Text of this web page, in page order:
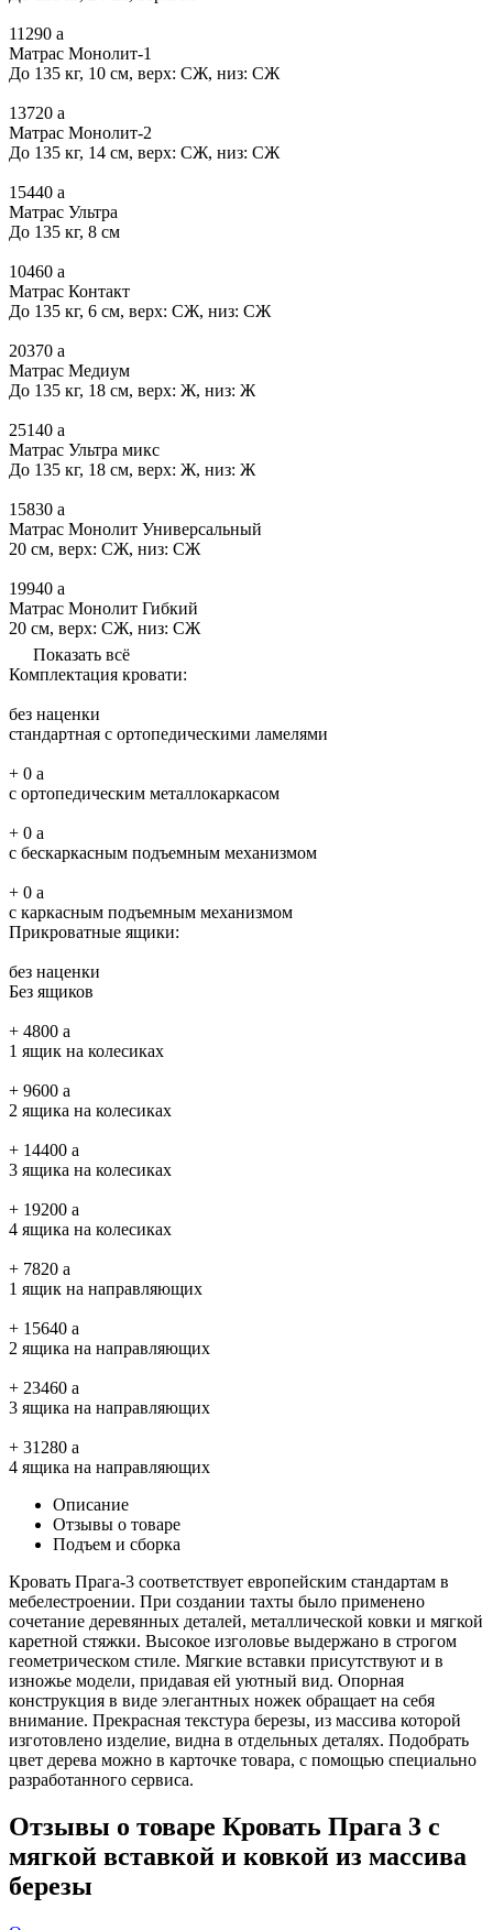
11290 a
Матрас Монолит-1
До 135 кг, 10 см, верх: СЖ, низ: СЖ
13720 a
Матрас Монолит-2
До 135 кг, 14 см, верх: СЖ, низ: СЖ
15440 a
Матрас Ультра
До 135 кг, 8 см
10460 a
Матрас Контакт
До 135 кг, 6 см, верх: СЖ, низ: СЖ
20370 a
Матрас Медиум
До 135 кг, 18 см, верх: Ж, низ: Ж
25140 a
Матрас Ультра микс
До 135 кг, 18 см, верх: Ж, низ: Ж
15830 a
Матрас Монолит Универсальный
20 см, верх: СЖ, низ: СЖ
19940 a
Матрас Монолит Гибкий
20 см, верх: СЖ, низ: СЖ
Показать всё
Комплектация кровати:
без наценки
стандартная с ортопедическими ламелями
+ 0 a
с ортопедическим металлокаркасом
+ 0 a
с бескаркасным подъемным механизмом
+ 0 a
с каркасным подъемным механизмом
Прикроватные ящики:
без наценки
Без ящиков
+ 4800 a
1 ящик на колесиках
+ 9600 a
2 ящика на колесиках
+ 14400 a
3 ящика на колесиках
+ 19200 a
4 ящика на колесиках
+ 7820 a
1 ящик на направляющих
+ 15640 a
2 ящика на направляющих
+ 23460 a
3 ящика на направляющих
+ 31280 a
4 ящика на направляющих
Описание
Отзывы о товаре
Подъем и сборка
Кровать Прага-3 соответствует европейским стандартам в
мебелестроении. При создании тахты было применено
сочетание деревянных деталей, металлической ковки и мягкой
каретной стяжки. Высокое изголовье выдержано в строгом
геометрическом стиле. Мягкие вставки присутствуют и в
изножье модели, придавая ей уютный вид. Опорная
конструкция в виде элегантных ножек обращает на себя
внимание. Прекрасная текстура березы, из массива которой
изготовлено изделие, видна в отдельных деталях. Подобрать
цвет дерева можно в карточке товара, с помощью специально
разработанного сервиса.
Отзывы о товаре Кровать Прага 3 с
мягкой вставкой и ковкой из массива
березы